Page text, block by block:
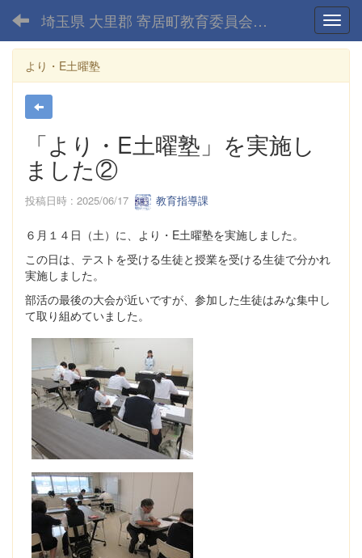
埼玉県 大里郡 寄居町教育委員会-home
より・E土曜塾
「より・E土曜塾」を実施し
ました②
投稿日時 : 2025/06/17 教育指導課
６月１４日（土）に、より・E土曜塾を実施しました。
この日は、テストを受ける生徒と授業を受ける生徒で分かれ
実施しました。
部活の最後の大会が近いですが、参加した生徒はみな集中し
て取り組めていました。